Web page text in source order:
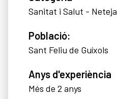
Sanitat i Salut - Neteja
Població:
Sant Feliu de Guíxols
Anys d'experiència
Més de 2 anys